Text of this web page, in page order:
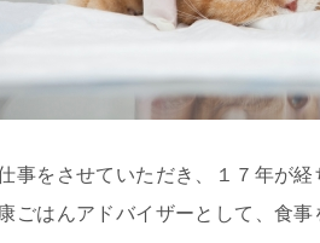
事をさせていただき、１７年が経
ごはんアドバイザーとして、食